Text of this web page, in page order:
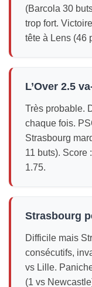
(Barcola 30
trop fort.
tête à Lens (46
L’Over 2.5
Très probable.
chaque fois.
Strasbourg
11 buts). Score
1.75.
Strasbourg
Difficile mais
consécutifs,
vs Lille.
(1 vs